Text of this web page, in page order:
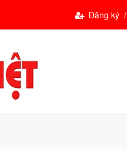
Đăng ký /